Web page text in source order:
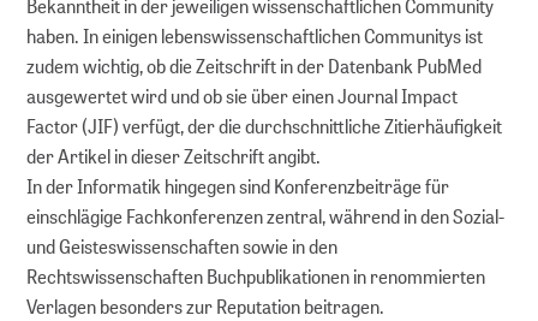
Erhaltungsplanung
dLZA Metadaten
Partner
WIR FÜR SIE
Bekanntheit in der jeweiligen wissenschaftlichen Community
haben. In einigen lebenswissenschaftlichen Communitys ist
zudem wichtig, ob die Zeitschrift in der Datenbank PubMed
ausgewertet wird und ob sie über einen Journal Impact
Factor (JIF) verfügt, der die durchschnittliche Zitierhäufigkeit
der Artikel in dieser Zeitschrift angibt.
In der Informatik hingegen sind Konferenzbeiträge für
einschlägige Fachkonferenzen zentral, während in den Sozial-
und Geisteswissenschaften sowie in den
Rechtswissenschaften Buchpublikationen in renommierten
Verlagen besonders zur Reputation beitragen.